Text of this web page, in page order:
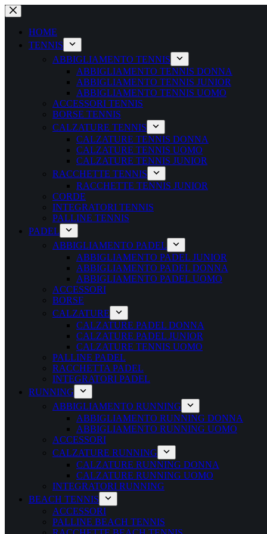
Salta
al
contenutoHOME
TENNIS
ABBIGLIAMENTO TENNIS
ABBIGLIAMENTO TENNIS DONNA
ABBIGLIAMENTO TENNIS JUNIOR
ABBIGLIAMENTO TENNIS UOMO
ACCESSORI TENNIS
BORSE TENNIS
CALZATURE TENNIS
CALZATURE TENNIS DONNA
CALZATURE TENNIS UOMO
CALZATURE TENNIS JUNIOR
RACCHETTE TENNIS
RACCHETTE TENNIS JUNIOR
CORDE
INTEGRATORI TENNIS
PALLINE TENNIS
PADEL
ABBIGLIAMENTO PADEL
ABBIGLIAMENTO PADEL JUNIOR
ABBIGLIAMENTO PADEL DONNA
ABBIGLIAMENTO PADEL UOMO
ACCESSORI
BORSE
CALZATURE
CALZATURE PADEL DONNA
CALZATURE PADEL JUNIOR
CALZATURE TENNIS UOMO
PALLINE PADEL
RACCHETTA PADEL
INTEGRATORI PADEL
RUNNING
ABBIGLIAMENTO RUNNING
ABBIGLIAMENTO RUNNING DONNA
ABBIGLIAMENTO RUNNING UOMO
ACCESSORI
CALZATURE RUNNING
CALZATURE RUNNING DONNA
CALZATURE RUNNING UOMO
INTEGRATORI RUNNING
BEACH TENNIS
ACCESSORI
PALLINE BEACH TENNIS